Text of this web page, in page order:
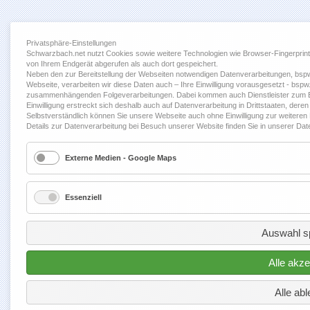
Privatsphäre-Einstellungen
Schwarzbach.net nutzt Cookies sowie weitere Technologien wie Browser-
von Ihrem Endgerät abgerufen als auch dort gespeichert.
Neben den zur Bereitstellung der Webseiten notwendigen Datenverarbeitungen,
Webseite, verarbeiten wir diese Daten auch – Ihre Einwilligung vorausgesetzt -
zusammenhängenden Folgeverarbeitungen. Dabei kommen auch Dienstleister
Einwilligung erstreckt sich deshalb auch auf Datenverarbeitung in Drittstaaten,
Selbstverständlich können Sie unsere Webseite auch ohne Einwilligung zur
Details zur Datenverarbeitung bei Besuch unserer Website finden Sie in unserer
Externe Medien - Google Maps
Essenziell
Auswahl
Alle
Alle